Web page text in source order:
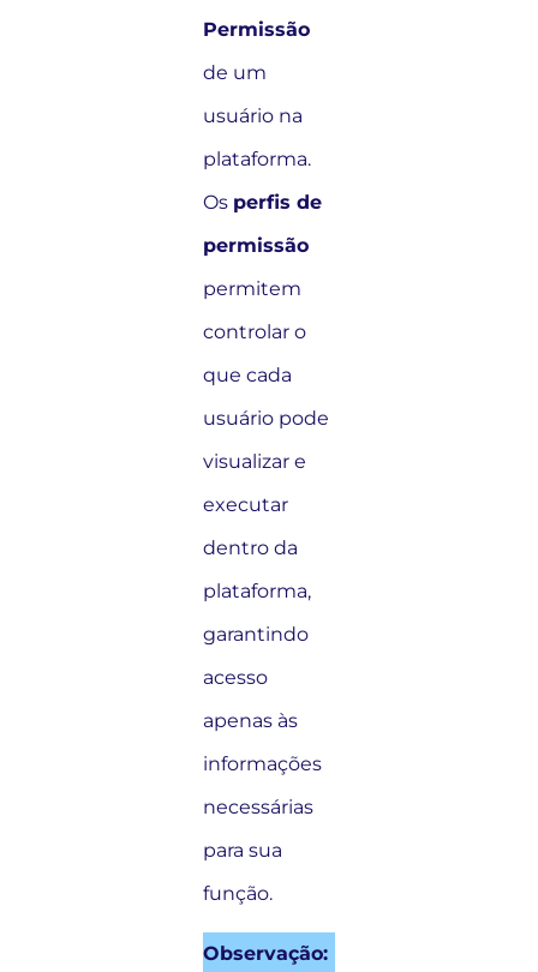
Permissão
de um
usuário na
plataforma.
Os perfis de
permissão
permitem
controlar o
que cada
usuário pode
visualizar e
executar
dentro da
plataforma,
garantindo
acesso
apenas às
informações
necessárias
para sua
função.
Observação: